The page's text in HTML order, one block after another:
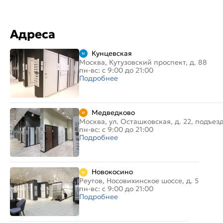
Адреса
Кунцевская
Москва, Кутузовский проспект, д. 88
пн-вс: с 9:00 до 21:00
Подробнее
Медведково
Москва, ул. Осташковская, д. 22,
пн-вс: с 9:00 до 21:00
Подробнее
Новокосино
Реутов, Носовихинское шоссе, д. 5
пн-вс: с 9:00 до 21:00
Подробнее